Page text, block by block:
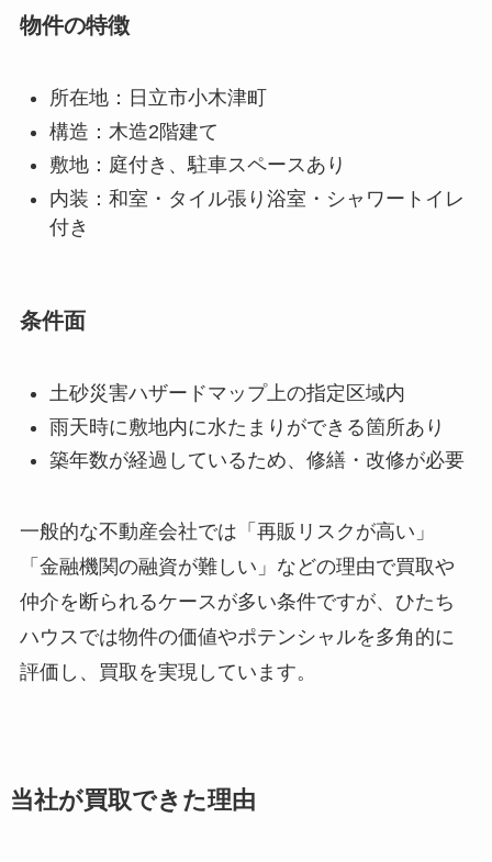
物件の特徴
所在地：日立市小木津町
構造：木造2階建て
敷地：庭付き、駐車スペースあり
内装：和室・タイル張り浴室・シャワートイレ
付き
条件面
土砂災害ハザードマップ上の指定区域内
雨天時に敷地内に水たまりができる箇所あり
築年数が経過しているため、修繕・改修が必要
一般的な不動産会社では「再販リスクが高い」
「金融機関の融資が難しい」などの理由で買取や
仲介を断られるケースが多い条件ですが、ひたち
ハウスでは物件の価値やポテンシャルを多角的に
評価し、買取を実現しています。
当社が買取できた理由